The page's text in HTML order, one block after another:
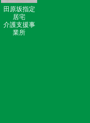
田原坂指定
居宅
介護支援事
業所